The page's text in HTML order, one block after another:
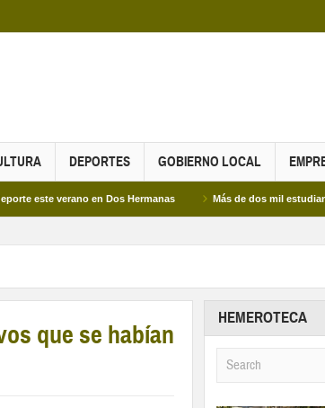
DEPORTES GOBIERNO LOCAL
verano en Dos Hermanas Más de dos mil estudiantes
que se habían
HEMEROTECA